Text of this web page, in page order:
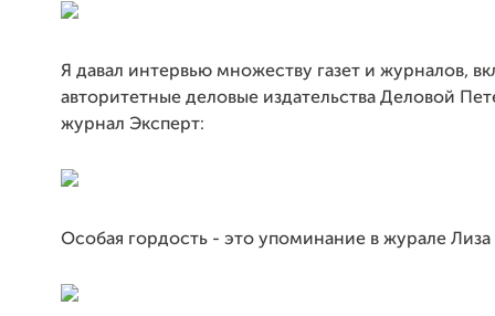
Я давал интервью множеству газет и журналов,
авторитетные деловые издательства Деловой
журнал Эксперт:
Особая гордость - это упоминание в журале Лиза